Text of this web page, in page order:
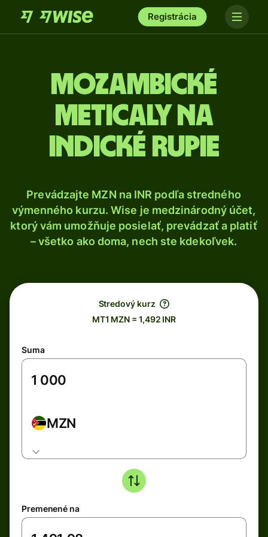
Registrácia
Mozambické
meticaly na
indické rupie
Prevádzajte MZN na INR podľa stredného
výmenného kurzu. Wise je medzinárodný účet,
ktorý vám umožňuje posielať, prevádzať a platiť
– všetko ako doma, nech ste kdekoľvek.
Stredový kurz
MT1 MZN = 1,492 INR
Suma
MZN
Premenené na